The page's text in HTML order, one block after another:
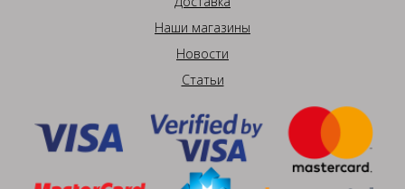
Наши магазины
Новости
Статьи